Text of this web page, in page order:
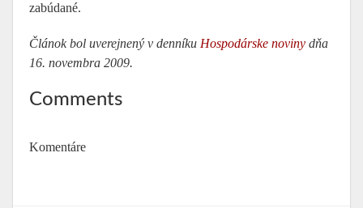
zabúdané.
Článok bol uverejnený v denníku Hospodárske noviny dňa
16. novembra 2009.
Comments
Komentáre